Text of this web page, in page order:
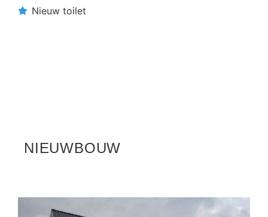
Nieuw toilet
NIEUWBOUW